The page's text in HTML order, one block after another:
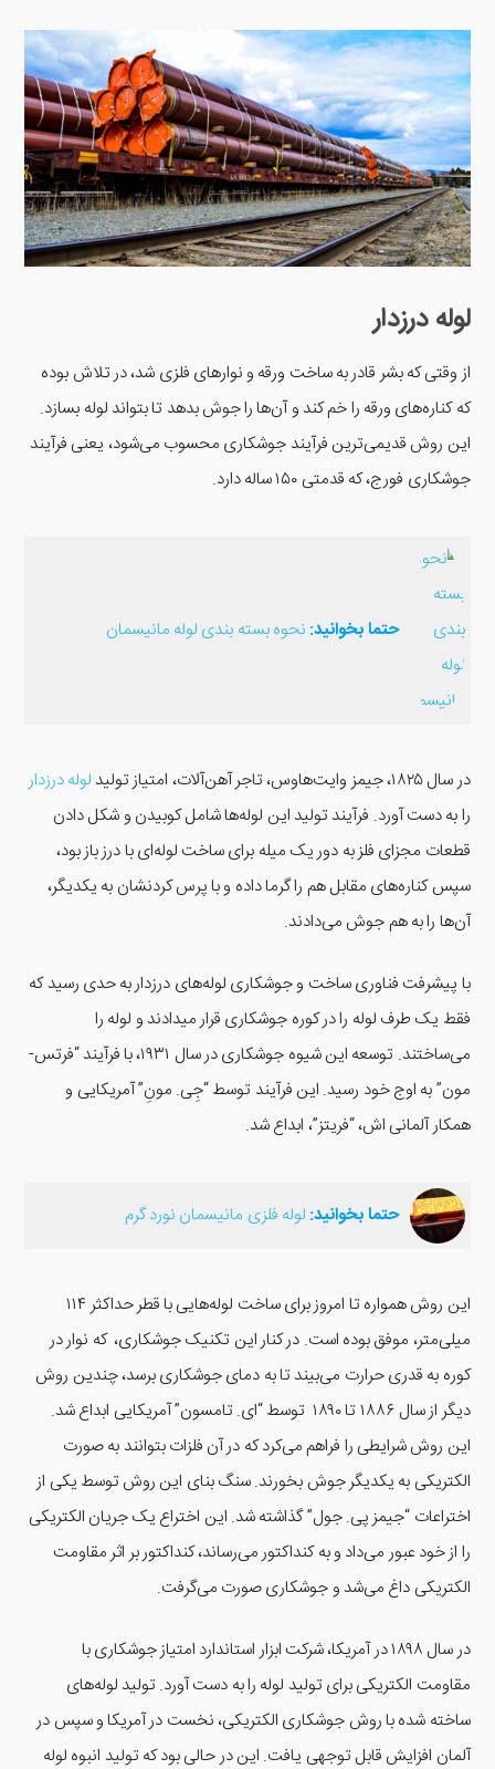
لوله درزدار
از وقتی که بشر قادر به ساخت ورقه و نوارهای فلزی شد، در تلاش بوده
که کناره‌های ورقه را خم کند و آن‌ها را جوش بدهد تا بتواند لوله بسازد.
این روش قدیمی‌ترین فرآیند جوشکاری محسوب می‌شود، یعنی فرآیند
جوشکاری فورج، که قدمتی ۱۵۰ ساله دارد.
حتما بخوانید: نحوه بسته بندی لوله مانیسمان
در سال ۱۸۲۵، جیمز وایت‌هاوس، تاجر آهن‌آلات، امتیاز تولید
لوله درزدار
را به دست آورد. فرآیند تولید این لوله‌ها شامل کوبیدن و شکل دادن
قطعات مجزای فلز به دور یک میله برای ساخت لوله‌ای با درز باز بود،
سپس کناره‌های مقابل هم را گرما داده و با پرس کردنشان به یکدیگر،
آن‌ها را به هم جوش می‌دادند.
با پیشرفت فناوری ساخت و جوشکاری لوله‌های درزدار به حدی رسید که
فقط یک طرف لوله را در کوره جوشکاری قرار میدادند و لوله را
می‌ساختند. توسعه این شیوه جوشکاری در سال ۱۹۳۱، با فرآیند “فرتس-
مون” به اوج خود رسید. این فرآیند توسط “جِی. مونِ” آمریکایی و
همکار آلمانی اش، “فریتز”، ابداع شد.
حتما بخوانید: لوله فلزی مانیسمان نورد گرم
این روش همواره تا امروز برای ساخت لوله‌هایی با قطر حداکثر ۱۱۴
میلی‌متر، موفق بوده است. در کنار این تکنیک جوشکاری، که نوار در
کوره به قدری حرارت می‌بیند تا به دمای جوشکاری برسد، چندین روش
دیگر از سال ۱۸۸۶ تا ۱۸۹۰ توسط “ای. تامسون” آمریکایی ابداع شد.
این روش شرایطی را فراهم می‌کرد که در آن فلزات بتوانند به صورت
الکتریکی به یکدیگر جوش بخورند. سنگ بنای این روش توسط یکی از
اختراعات “جیمز پی. جول” گذاشته شد. این اختراع یک جریان الکتریکی
را از خود عبور می‌داد و به کنداکتور می‌رساند، کنداکتور بر اثر مقاومت
الکتریکی داغ می‌شد و جوشکاری صورت می‌گرفت.
در سال ۱۸۹۸ در آمریکا، شرکت ابزار استاندارد امتیاز جوشکاری با
مقاومت الکتریکی برای تولید لوله را به دست آورد. تولید لوله‌های
ساخته شده با روش جوشکاری الکتریکی، نخست در آمریکا و سپس در
آلمان افزایش قابل توجهی یافت. این در حالی بود که تولید انبوه لوله